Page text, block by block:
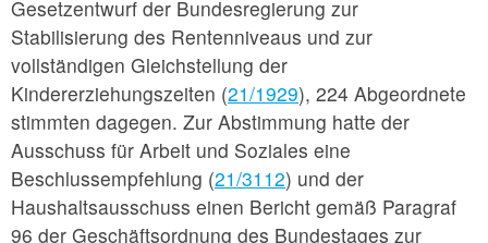
Gesetzentwurf der Bundesregierung zur
Stabilisierung des Rentenniveaus und zur
vollständigen Gleichstellung der
Kindererziehungszeiten (21/1929), 224 Abgeordnete
stimmten dagegen. Zur Abstimmung hatte der
Ausschuss für Arbeit und Soziales eine
Beschlussempfehlung (21/3112) und der
Haushaltsausschuss einen Bericht gemäß Paragraf
96 der Geschäftsordnung des Bundestages zur